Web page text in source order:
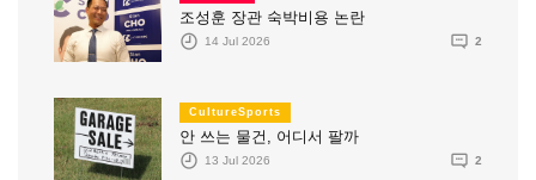
조성훈 장관 숙박비용 논란
14 Jul 2026 2
CultureSports
안 쓰는 물건, 어디서 팔까
13 Jul 2026 2